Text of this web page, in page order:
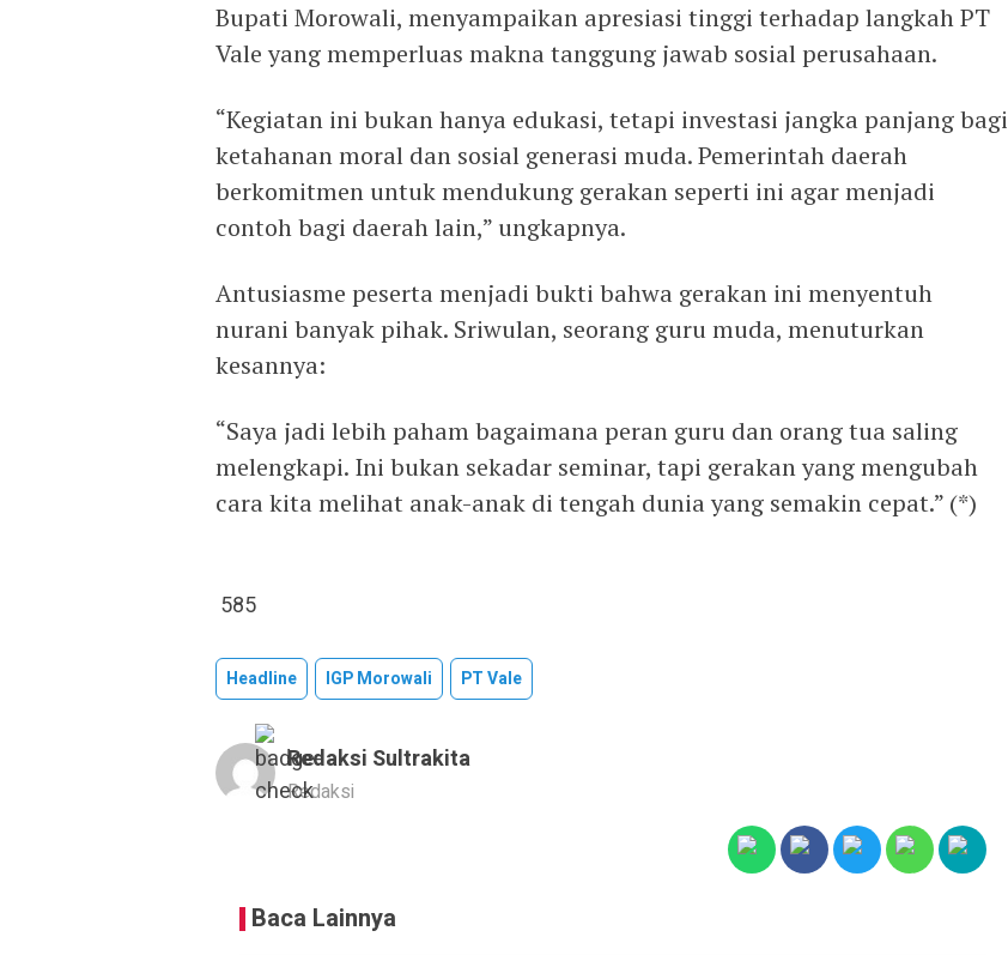
Bupati Morowali, menyampaikan apresiasi tinggi terhadap langkah PT
Vale yang memperluas makna tanggung jawab sosial perusahaan.
“Kegiatan ini bukan hanya edukasi, tetapi investasi jangka panjang bagi
ketahanan moral dan sosial generasi muda. Pemerintah daerah
berkomitmen untuk mendukung gerakan seperti ini agar menjadi
contoh bagi daerah lain,” ungkapnya.
Antusiasme peserta menjadi bukti bahwa gerakan ini menyentuh
nurani banyak pihak. Sriwulan, seorang guru muda, menuturkan
kesannya:
“Saya jadi lebih paham bagaimana peran guru dan orang tua saling
melengkapi. Ini bukan sekadar seminar, tapi gerakan yang mengubah
cara kita melihat anak-anak di tengah dunia yang semakin cepat.” (*)
585
Headline IGP Morowali PT Vale
Redaksi Sultrakita
Redaksi
Baca Lainnya